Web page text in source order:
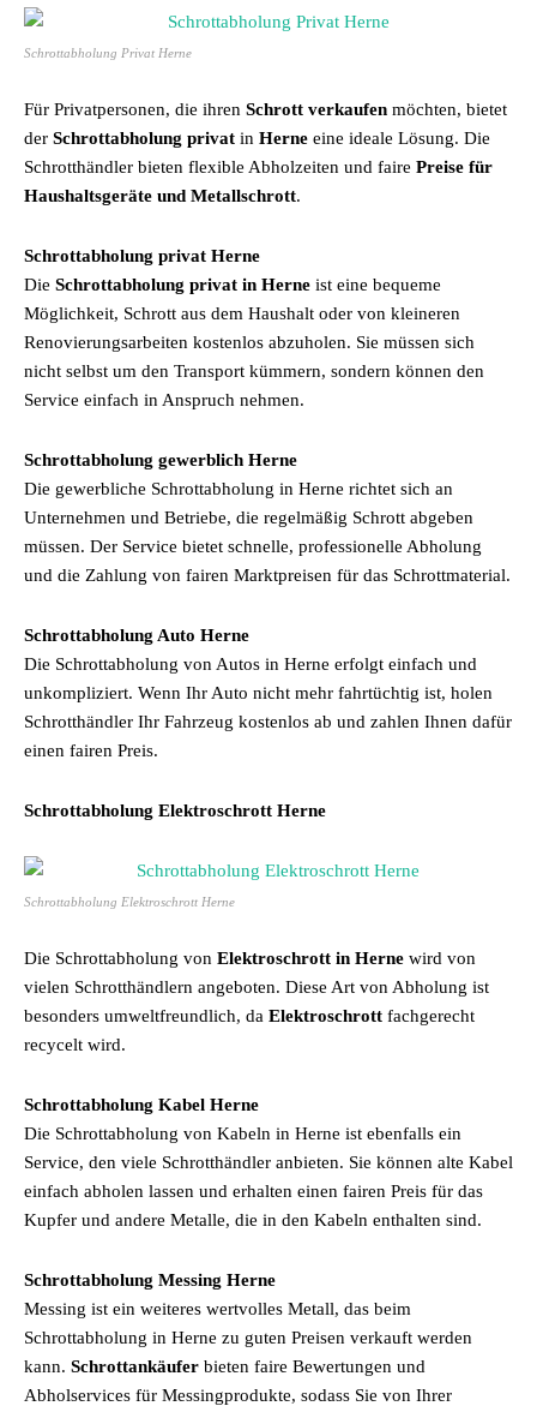
Schrottabholung Privat Herne
Für Privatpersonen, die ihren Schrott verkaufen möchten, bietet
der Schrottabholung privat in Herne eine ideale Lösung. Die
Schrotthändler bieten flexible Abholzeiten und faire Preise für
Haushaltsgeräte und Metallschrott.
Schrottabholung privat Herne
Die Schrottabholung privat in Herne ist eine bequeme
Möglichkeit, Schrott aus dem Haushalt oder von kleineren
Renovierungsarbeiten kostenlos abzuholen. Sie müssen sich
nicht selbst um den Transport kümmern, sondern können den
Service einfach in Anspruch nehmen.
Schrottabholung gewerblich Herne
Die gewerbliche Schrottabholung in Herne richtet sich an
Unternehmen und Betriebe, die regelmäßig Schrott abgeben
müssen. Der Service bietet schnelle, professionelle Abholung
und die Zahlung von fairen Marktpreisen für das Schrottmaterial.
Schrottabholung Auto Herne
Die Schrottabholung von Autos in Herne erfolgt einfach und
unkompliziert. Wenn Ihr Auto nicht mehr fahrtüchtig ist, holen
Schrotthändler Ihr Fahrzeug kostenlos ab und zahlen Ihnen dafür
einen fairen Preis.
Schrottabholung Elektroschrott Herne
Schrottabholung Elektroschrott Herne
Die Schrottabholung von Elektroschrott in Herne wird von
vielen Schrotthändlern angeboten. Diese Art von Abholung ist
besonders umweltfreundlich, da Elektroschrott fachgerecht
recycelt wird.
Schrottabholung Kabel Herne
Die Schrottabholung von Kabeln in Herne ist ebenfalls ein
Service, den viele Schrotthändler anbieten. Sie können alte Kabel
einfach abholen lassen und erhalten einen fairen Preis für das
Kupfer und andere Metalle, die in den Kabeln enthalten sind.
Schrottabholung Messing Herne
Messing ist ein weiteres wertvolles Metall, das beim
Schrottabholung in Herne zu guten Preisen verkauft werden
kann. Schrottankäufer bieten faire Bewertungen und
Abholservices für Messingprodukte, sodass Sie von Ihrer